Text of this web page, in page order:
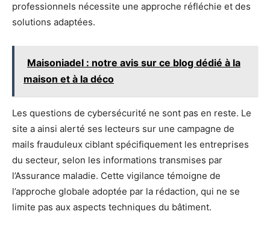
professionnels nécessite une approche réfléchie et des
solutions adaptées.
Maisoniadel : notre avis sur ce blog dédié à la
maison et à la déco
Les questions de cybersécurité ne sont pas en reste. Le
site a ainsi alerté ses lecteurs sur une campagne de
mails frauduleux ciblant spécifiquement les entreprises
du secteur, selon les informations transmises par
l’Assurance maladie. Cette vigilance témoigne de
l’approche globale adoptée par la rédaction, qui ne se
limite pas aux aspects techniques du bâtiment.